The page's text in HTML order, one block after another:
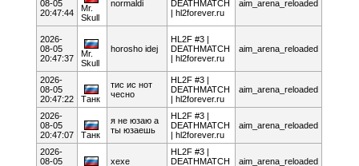
08-05
20:47:44
Mr.
Skull
normaldi
DEATHMATCH
| hl2forever.ru
aim_arena_reloaded
2026-
08-05
20:47:37
Mr.
Skull
horosho idej
HL2F #3 |
DEATHMATCH
| hl2forever.ru
aim_arena_reloaded
2026-
08-05
20:47:22
Танк
тис ис нот
чесно
HL2F #3 |
DEATHMATCH
| hl2forever.ru
aim_arena_reloaded
2026-
08-05
20:47:07
Танк
я не юзаю а
ты юзаешь
HL2F #3 |
DEATHMATCH
| hl2forever.ru
aim_arena_reloaded
2026-
08-05
хехе
HL2F #3 |
DEATHMATCH
aim_arena_reloaded